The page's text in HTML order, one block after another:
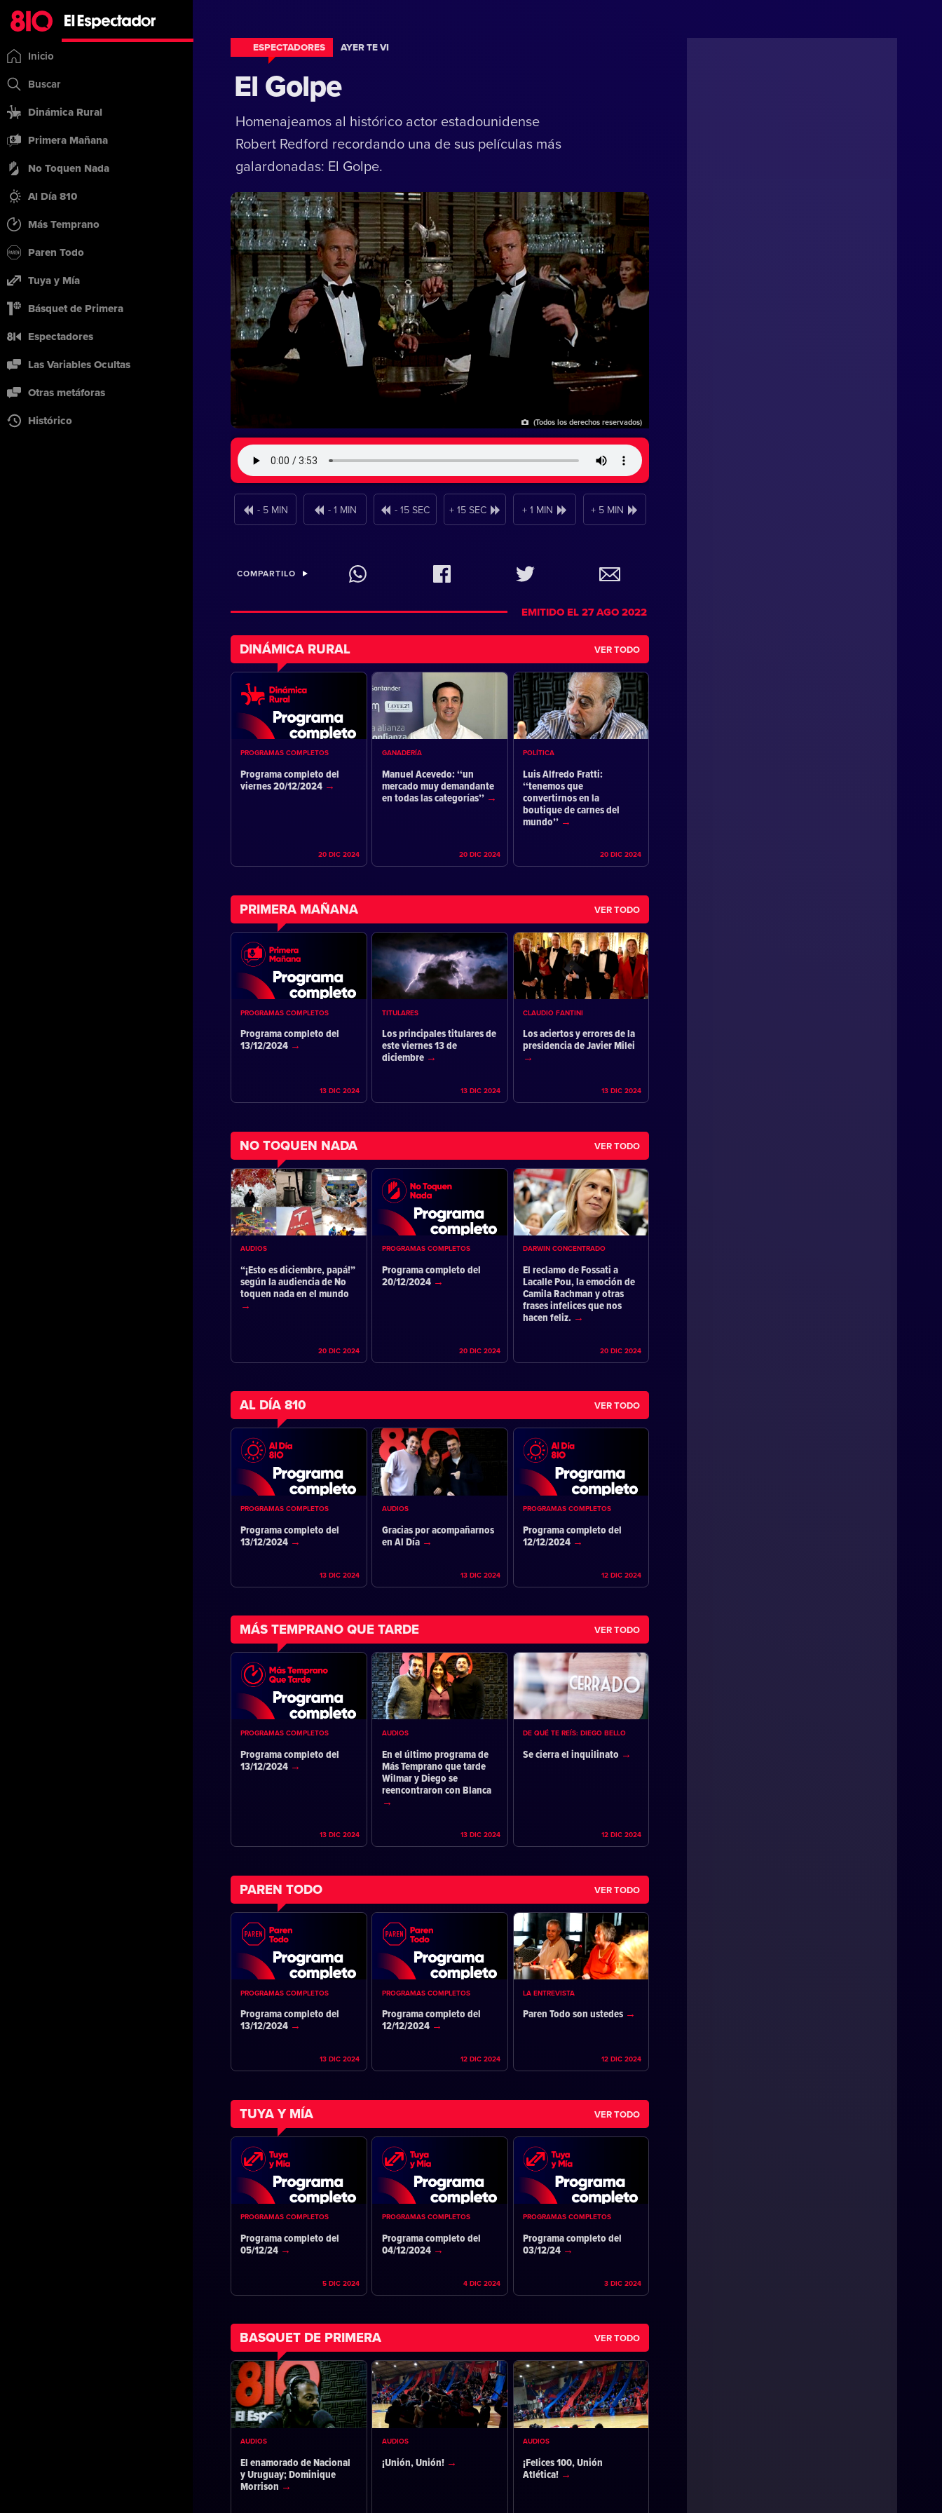
Inicio
Buscar
Dinámica Rural
Primera Mañana
No Toquen Nada
Al Día 810
Más Temprano
Paren Todo
Tuya y Mía
Básquet de Primera
Espectadores
Las Variables Ocultas
Otras metáforas
Histórico
ESPECTADORES AYER TE VI
El Golpe
Homenajeamos al histórico actor estadounidense
Robert Redford recordando una de sus películas más
galardonadas: El Golpe.
- 5 MIN - 1 MIN - 15 SEC + 15 SEC + 1 MIN + 5 MIN
(Todos los derechos reservados)
COMPARTILO
EMITIDO EL 27 AGO 2022
DINÁMICA RURAL VER TODO
PROGRAMAS COMPLETOS
Programa completo del
viernes 20/12/2024
20 DIC 2024
GANADERÍA
Manuel Acevedo: ‘‘un
mercado muy demandante
en todas las categorías’’
20 DIC 2024
POLÍTICA
Luis Alfredo Fratti:
‘‘tenemos que
convertirnos en la
boutique de carnes del
mundo’’
20 DIC 2024
PRIMERA MAÑANA VER TODO
PROGRAMAS COMPLETOS
Programa completo del
13/12/2024
13 DIC 2024
TITULARES
Los principales titulares de
este viernes 13 de
diciembre
13 DIC 2024
CLAUDIO FANTINI
Los aciertos y errores de la
presidencia de Javier Milei
13 DIC 2024
NO TOQUEN NADA VER TODO
AUDIOS
“¡Esto es diciembre, papá!”
según la audiencia de No
toquen nada en el mundo
20 DIC 2024
PROGRAMAS COMPLETOS
Programa completo del
20/12/2024
20 DIC 2024
DARWIN CONCENTRADO
El reclamo de Fossati a
Lacalle Pou, la emoción de
Camila Rachman y otras
frases infelices que nos
hacen feliz.
20 DIC 2024
AL DÍA 810 VER TODO
PROGRAMAS COMPLETOS
Programa completo del
13/12/2024
13 DIC 2024
AUDIOS
Gracias por acompañarnos
en Al Día
13 DIC 2024
PROGRAMAS COMPLETOS
Programa completo del
12/12/2024
12 DIC 2024
MÁS TEMPRANO QUE TARDE VER TODO
PROGRAMAS COMPLETOS
Programa completo del
13/12/2024
13 DIC 2024
AUDIOS
En el último programa de
Más Temprano que tarde
Wilmar y Diego se
reencontraron con Blanca
13 DIC 2024
DE QUÉ TE REÍS: DIEGO BELLO
Se cierra el inquilinato
12 DIC 2024
PAREN TODO VER TODO
PROGRAMAS COMPLETOS
Programa completo del
13/12/2024
13 DIC 2024
PROGRAMAS COMPLETOS
Programa completo del
12/12/2024
12 DIC 2024
LA ENTREVISTA
Paren Todo son ustedes
12 DIC 2024
TUYA Y MÍA VER TODO
PROGRAMAS COMPLETOS
Programa completo del
05/12/24
5 DIC 2024
PROGRAMAS COMPLETOS
Programa completo del
04/12/2024
4 DIC 2024
PROGRAMAS COMPLETOS
Programa completo del
03/12/24
3 DIC 2024
BASQUET DE PRIMERA VER TODO
AUDIOS
El enamorado de Nacional
y Uruguay; Dominique
Morrison
AUDIOS
¡Unión, Unión!
AUDIOS
¡Felices 100, Unión
Atlética!